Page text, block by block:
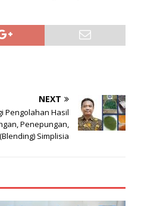
NEXT
Pengolahan Hasil
Penepungan,
Simplisia